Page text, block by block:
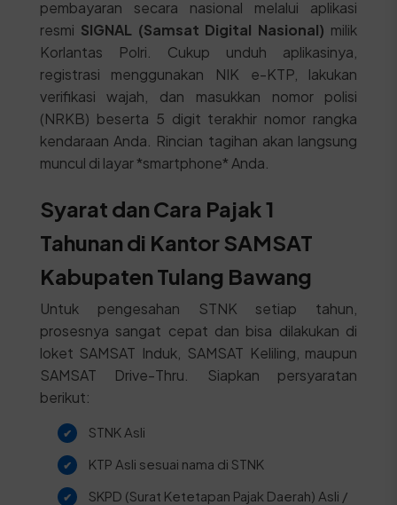
pembayaran secara nasional melalui aplikasi
resmi SIGNAL (Samsat Digital Nasional) milik
Korlantas Polri. Cukup unduh aplikasinya,
registrasi menggunakan NIK e-KTP, lakukan
verifikasi wajah, dan masukkan nomor polisi
(NRKB) beserta 5 digit terakhir nomor rangka
kendaraan Anda. Rincian tagihan akan langsung
muncul di layar *smartphone* Anda.
Syarat dan Cara Pajak 1
Tahunan di Kantor SAMSAT
Kabupaten Tulang Bawang
Untuk pengesahan STNK setiap tahun,
prosesnya sangat cepat dan bisa dilakukan di
loket SAMSAT Induk, SAMSAT Keliling, maupun
SAMSAT Drive-Thru. Siapkan persyaratan
berikut:
STNK Asli
KTP Asli sesuai nama di STNK
SKPD (Surat Ketetapan Pajak Daerah) Asli /